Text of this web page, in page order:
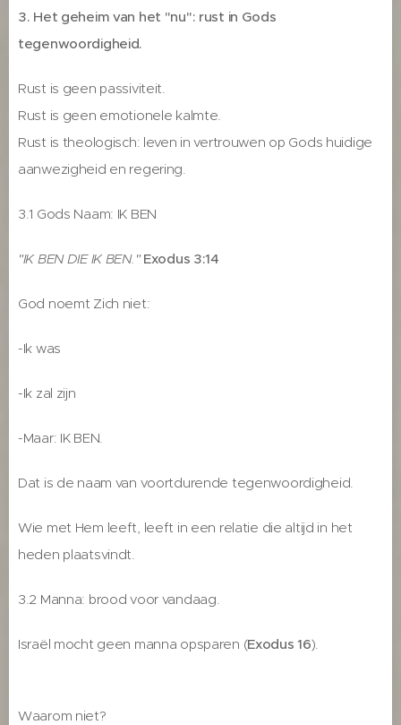
3. Het geheim van het "nu": rust in Gods
tegenwoordigheid.
Rust is geen passiviteit.
Rust is geen emotionele kalmte.
Rust is theologisch: leven in vertrouwen op Gods huidige
aanwezigheid en regering.
3.1 Gods Naam: IK BEN
"IK BEN DIE IK BEN." Exodus 3:14
God noemt Zich niet:
-Ik was
-Ik zal zijn
-Maar: IK BEN.
Dat is de naam van voortdurende tegenwoordigheid.
Wie met Hem leeft, leeft in een relatie die altijd in het
heden plaatsvindt.
3.2 Manna: brood voor vandaag.
Israël mocht geen manna opsparen (Exodus 16).
Waarom niet?